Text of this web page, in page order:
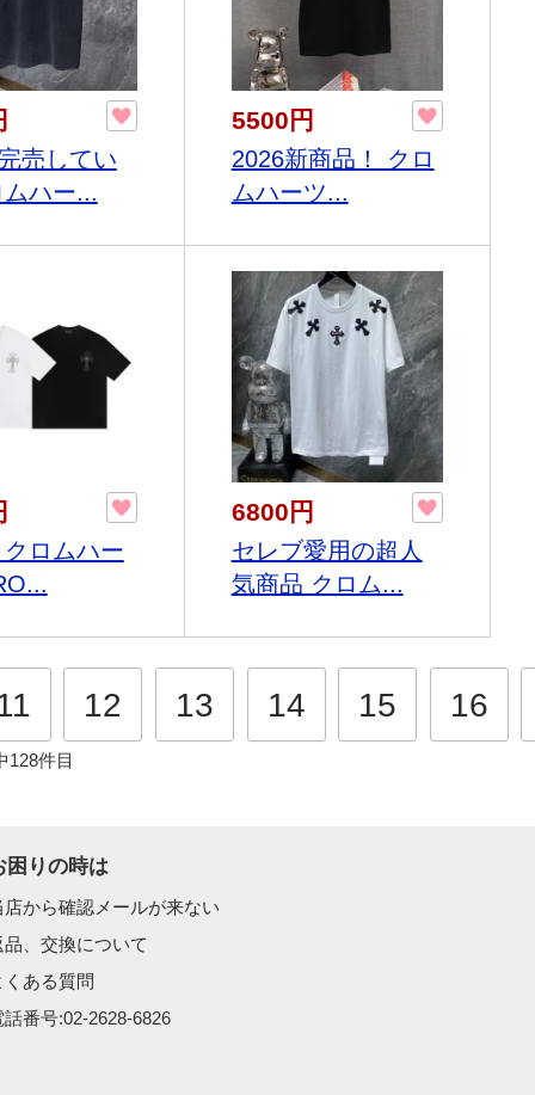
売してい
ハー...
5500円
2026新商品！ クロ
ムハーツ...
ロムハー
6800円
セレブ愛用の超人
気商品 クロム...
12 13 14 15 16
128件目
困りの時は
店から確認メールが来ない
品、交換について
くある質問
話番号:02-2628-6826